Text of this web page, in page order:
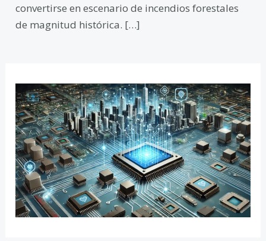
convertirse en escenario de incendios forestales
de magnitud histórica. […]